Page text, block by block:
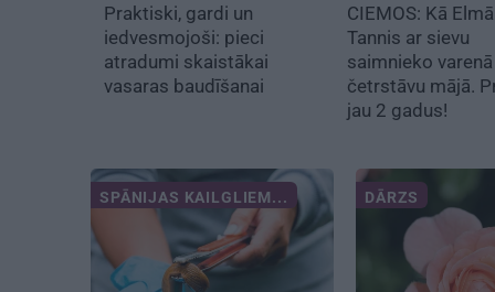
Praktiski, gardi un
iedvesmojoši: pieci
atradumi skaistākai
vasaras baudīšanai
CIEMOS: Kā
Tannis ar sievu
saimnieko varenā
četrstāvu mājā.
jau 2 gadus!
SPĀNIJAS KAILGLIEM... DĀRZS